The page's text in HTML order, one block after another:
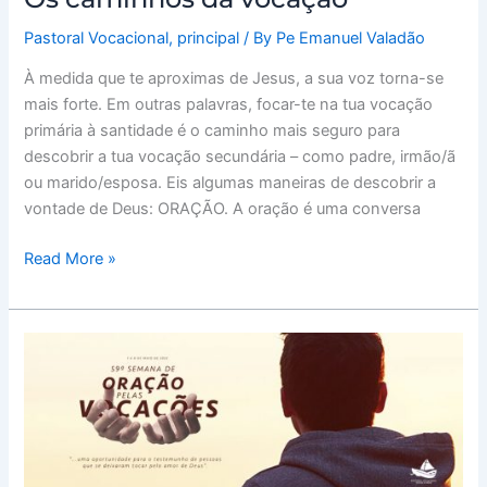
Pastoral Vocacional, principal / By Pe Emanuel Valadão
À medida que te aproximas de Jesus, a sua voz torna-se
mais forte. Em outras palavras, focar-te na tua vocação
primária à santidade é o caminho mais seguro para
descobrir a tua vocação secundária – como padre, irmão/ã
ou marido/esposa. Eis algumas maneiras de descobrir a
vontade de Deus: ORAÇÃO. A oração é uma conversa
Read More »
VOCAÇÕES